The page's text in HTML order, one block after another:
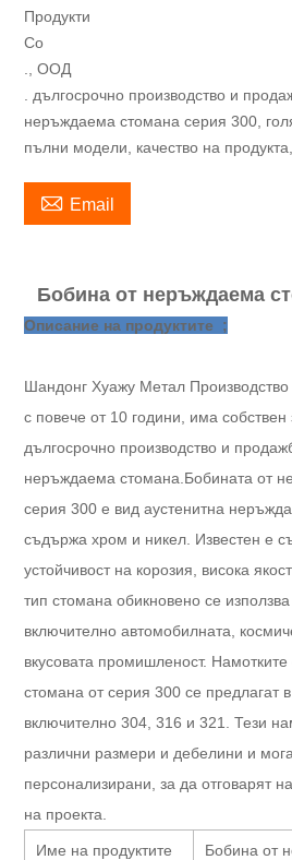
Продукти
Co
., ООД
. дългосрочно производство и
неръждаема стомана серия 300,
пълни модели, качество на
 Email
Бобина от неръждаема
Описание на продуктите ;
Шандонг Хуажу Метал
с повече от 10 години, има собствен
дългосрочно производство и
неръждаема стомана. Бобината от
серия 300 е вид аустенитна
съдържа хром и никел. Известен е
устойчивост на корозия, висока
тип стомана обикновено се
включително автомобилната,
вкусовата промишленост.
стомана от серия 300 се предлагат
включително 304, 316 и 321. Тези
различни размери и дебелини и
персонализирани, за да отговарят
на проекта.
Име на продуктите Бобина от